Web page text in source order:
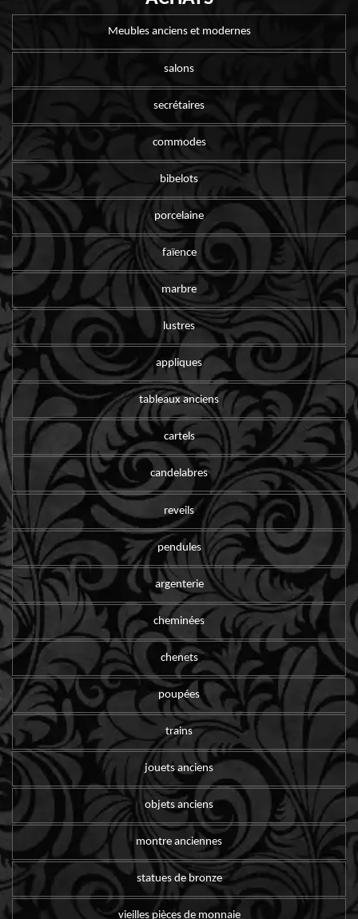
Meubles anciens et modernes
salons
secrétaires
commodes
bibelots
porcelaine
faïence
marbre
lustres
appliques
tableaux anciens
cartels
candelabres
reveils
pendules
argenterie
cheminées
chenets
poupées
trains
jouets anciens
objets anciens
montre anciennes
statues de bronze
vieilles pièces de monnaie